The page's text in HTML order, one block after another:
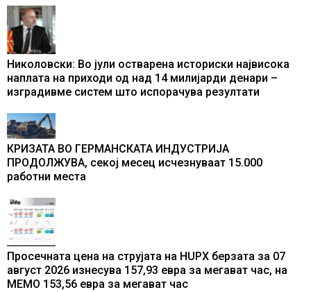
Николовски: Во јули остварена историски највисока
наплата на приходи од над 14 милијарди денари –
изградивме систем што испорачува резултати
КРИЗАТА ВО ГЕРМАНСКАТА ИНДУСТРИЈА
ПРОДОЛЖУВА, секој месец исчезнуваат 15.000
работни места
Просечната цена на струјата на HUPX берзата за 07
август 2026 изнесува 157,93 евра за мегават час, на
МЕМО 153,56 евра за мегават час